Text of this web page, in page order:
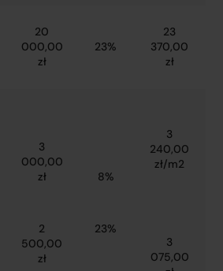
20
000,00
zł
23%
23
370,00
zł
3
000,00
zł
2
500,00
zł
8%
23%
3
240,00
zł/m2
3
075,00